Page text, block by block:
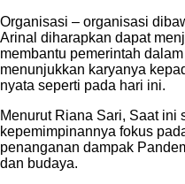
Organisasi – organisasi
Arinal diharapkan dapat
membantu pemerintah
menunjukkan karyanya
nyata seperti pada hari ini.
Menurut Riana Sari, Saat ini
kepemimpinannya fokus
penanganan dampak
dan budaya.